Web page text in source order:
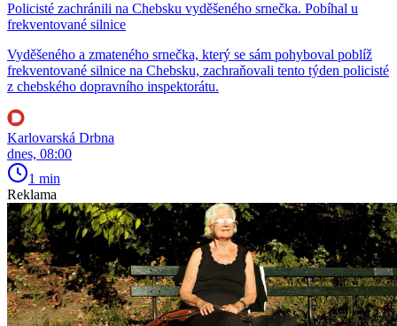
Policisté zachránili na Chebsku vyděšeného srnečka. Pobíhal u
frekventované silnice
Vyděšeného a zmateného srnečka, který se sám pohyboval poblíž
frekventované silnice na Chebsku, zachraňovali tento týden policisté
z chebského dopravního inspektorátu.
Karlovarská Drbna
dnes, 08:00
1 min
Reklama